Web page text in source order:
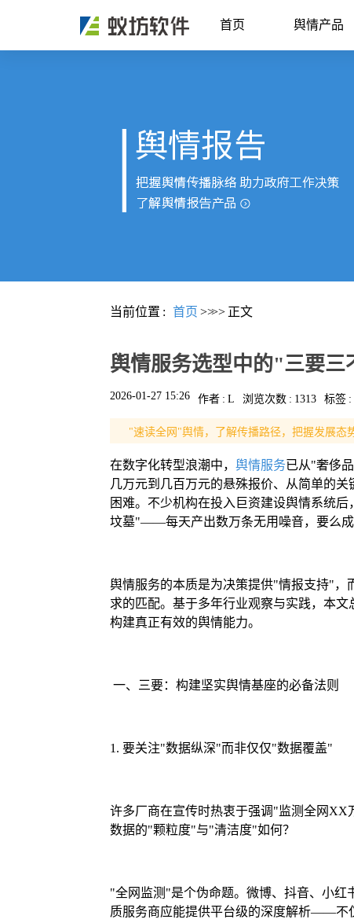
首页 舆情产品
当前位置 : 首页 >>>> 正文
舆情服务选型中的"三要三
2026-01-27 15:26 作者 : L 浏览次数 : 1313 标签 :
"速读全网"舆情，了解传播路径，把握发展
在数字化转型浪潮中， 舆情服务已从"奢侈
几万元到几百万元的悬殊报价、从简单的
困难。不少机构在投入巨资建设舆情系统
坟墓"——每天产出数万条无用噪音，要么
舆情服务的本质是为决策提供"情报支持"，
求的匹配。基于多年行业观察与实践，本
构建真正有效的舆情能力。
一、三要：构建坚实舆情基座的必备法则
1. 要关注"数据纵深"而非仅仅"数据覆盖"
许多厂商在宣传时热衷于强调"监测全网XX
数据的"颗粒度"与"清洁度"如何？
"全网监测"是个伪命题。微博、抖音、小红
质服务商应能提供平台级的深度解析——不